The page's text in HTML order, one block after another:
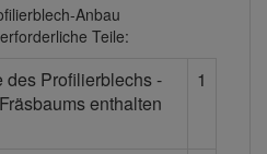
Anbau
Teile:
des Profilierblechs -
enthalten
1